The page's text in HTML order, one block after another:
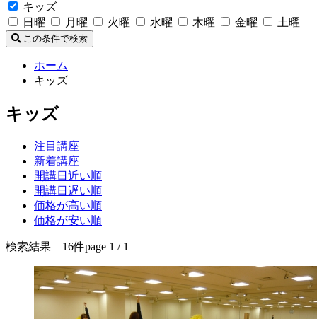
キッズ
日曜
月曜 火曜 水曜 木曜 金曜 土曜
この条件で検索
ホーム
キッズ
キッズ
注目講座
新着講座
開講日近い順
開講日遅い順
価格が高い順
価格が安い順
検索結果 16件page 1 / 1